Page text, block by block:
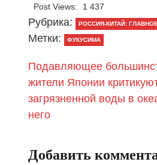
Post Views: 1 437
Рубрика: РОССИЯ-КИТАЙ: ГЛАВНОЕ
Метки: ФУКУСИМА
Подавляющее
жители Японии
загрязненной воды в
него
Добавить